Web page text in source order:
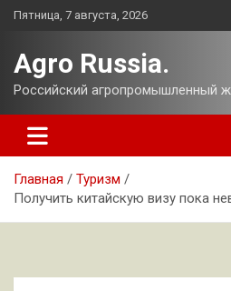
Перейти
Пятница, 7 августа, 2026
Agro Russia.
Российский агропромышленный
Главная
Туризм
Получить китайскую визу пока